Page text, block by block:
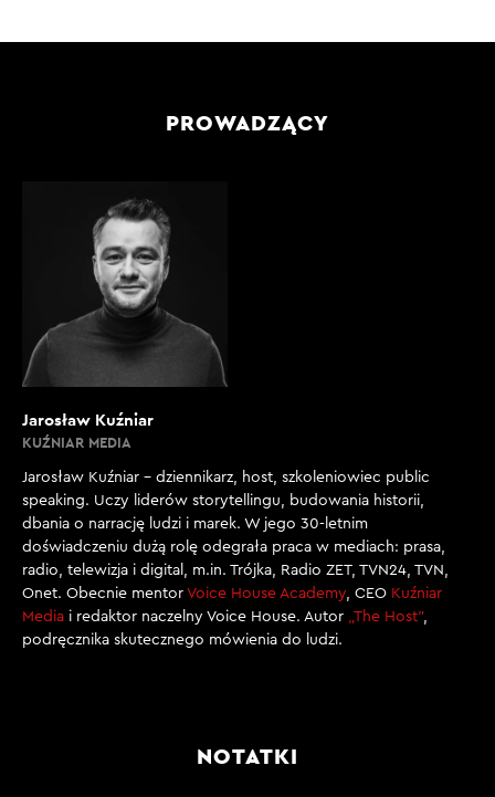
PROWADZĄCY
Jarosław Kuźniar
KUŹNIAR MEDIA
Jarosław Kuźniar – dziennikarz, host, szkoleniowiec public
speaking. Uczy liderów storytellingu, budowania historii,
dbania o narrację ludzi i marek. W jego 30-letnim
doświadczeniu dużą rolę odegrała praca w mediach: prasa,
radio, telewizja i digital, m.in. Trójka, Radio ZET, TVN24, TVN,
Onet. Obecnie mentor Voice House Academy, CEO Kuźniar
Media i redaktor naczelny Voice House. Autor „The Host”,
podręcznika skutecznego mówienia do ludzi.
NOTATKI